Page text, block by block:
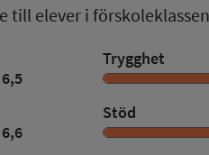
till elever i
6,5
Trygghet
6,6
Stöd